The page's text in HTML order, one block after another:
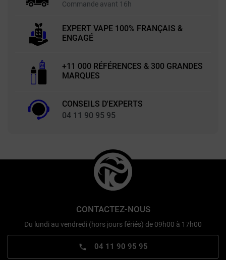
Commande avant 16h
EXPERT VAPE 100% FRANÇAIS &
ENGAGÉ
+11 000 RÉFÉRENCES & 300 GRANDES
MARQUES
CONSEILS D'EXPERTS
04 11 90 95 95
CONTACTEZ-NOUS
Du lundi au vendredi (hors jours fériés) de 09h00 à 17h00
04 11 90 95 95